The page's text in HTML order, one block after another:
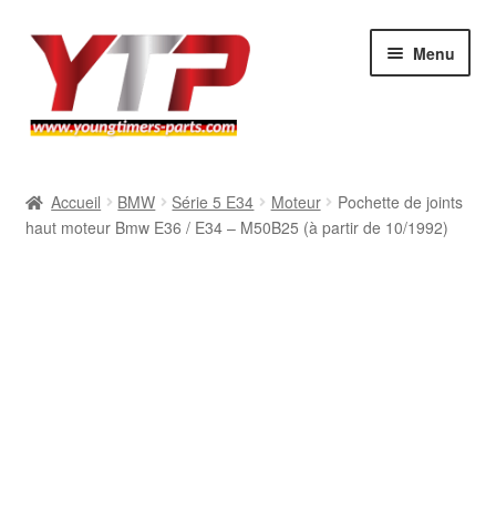
Aller
navigation
Aller
contenu
Menu
BMW
Accueil BMW Série 5 E34 Moteur
Pochette de joints
haut moteur Bmw E36 / E34 – M50B25 (à partir de 10/1992)